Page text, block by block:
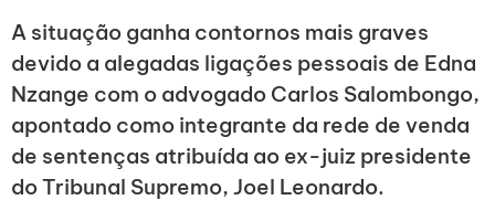
A situação ganha contornos mais graves
devido a alegadas ligações pessoais de Edna
Nzange com o advogado Carlos Salombongo,
apontado como integrante da rede de venda
de sentenças atribuída ao ex-juiz presidente
do Tribunal Supremo, Joel Leonardo.